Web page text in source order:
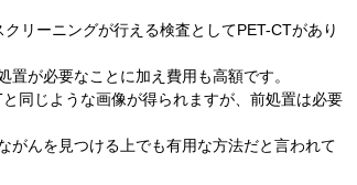
リーニングが行える検査としてPET-CTがあり
置が必要なことに加え費用も高額です。
同じような画像が得られますが、前処置は必要
がんを見つける上でも有用な方法だと言われて